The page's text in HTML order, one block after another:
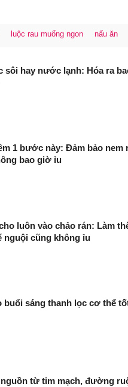
luộc rau muống ngon nấu ăn
sôi hay nước lạnh: Hóa ra
1 bước này: Đảm bảo nem
bao giờ ỉu
luôn vào chảo rán: Làm
nguội cũng không ỉu
buổi sáng thanh lọc cơ thể
từ tim mạch, đường